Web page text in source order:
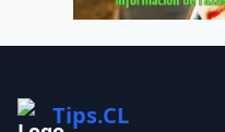
Tips.CL